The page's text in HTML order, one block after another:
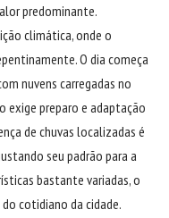
predominante.
climática, onde o
O dia começa
nuvens carregadas no
exige preparo e adaptação
de chuvas localizadas é
seu padrão para a
bastante variadas, o
cotidiano da cidade.